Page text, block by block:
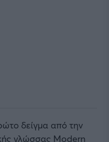
δείγμα από την
γλώσσας Modern